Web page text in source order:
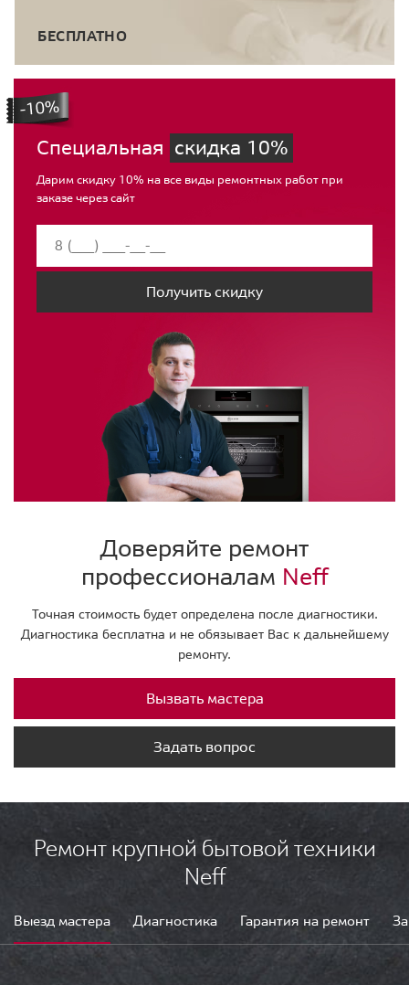
БЕСПЛАТНО
Специальная скидка 10%
Дарим скидку 10% на все виды ремонтных работ при
заказе через сайт
Получить скидку
Доверяйте ремонт
профессионалам Neff
Точная стоимость будет определена после диагностики.
Диагностика бесплатна и не обязывает Вас к дальнейшему
ремонту.
Вызвать мастера
Задать вопрос
Ремонт крупной бытовой техники
Neff
Выезд мастера Диагностика Гарантия на ремонт